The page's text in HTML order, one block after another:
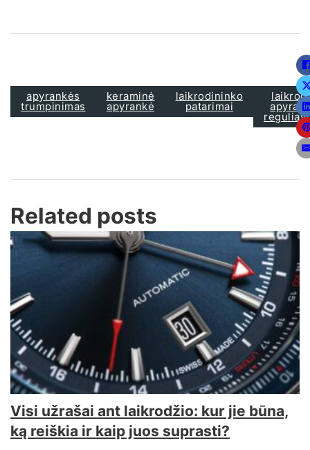
apyrankės
trumpinimas
keraminė
apyrankė
laikrodininko
patarimai
Related posts
Visi užrašai ant laikrodžio: kur jie būna,
ką reiškia ir kaip juos suprasti?